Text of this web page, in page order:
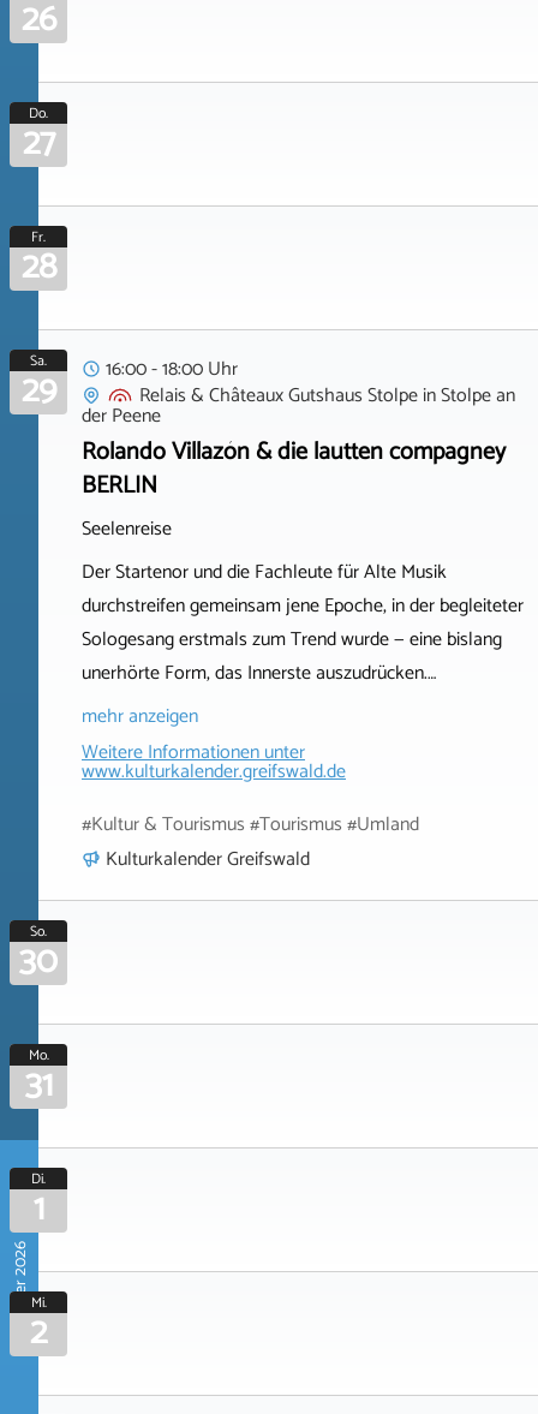
26
Do.
27
Fr.
28
Sa.
29
16:00 - 18:00 Uhr
Relais & Châteaux Gutshaus StolpeinStolpe an
der Peene
Rolando Villazón & die lautten compagney
BERLIN
Seelenreise
Der Startenor und die Fachleute für Alte Musik
durchstreifen gemeinsam jene Epoche, in der begleiteter
Sologesang erstmals zum Trend wurde — eine bislang
unerhörte Form, das Innerste auszudrücken.…
mehr anzeigen
Weitere Informationen unter
www.kulturkalender.greifswald.de
#Kultur & Tourismus #Tourismus #Umland
Kulturkalender Greifswald
So.
30
Mo.
31
September 2026
Di.
1
Mi.
2